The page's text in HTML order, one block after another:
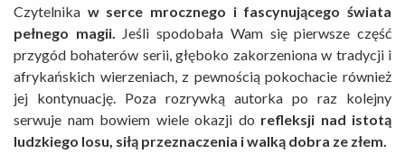
Czytelnika w serce mrocznego i fascynującego świata
pełnego magii.
Jeśli spodobała Wam się pierwsze część
przygód bohaterów serii, głęboko zakorzeniona w tradycji i
afrykańskich wierzeniach, z pewnością pokochacie również
jej kontynuację. Poza rozrywką autorka po raz kolejny
serwuje nam bowiem wiele okazji do refleksji nad istotą
ludzkiego losu, siłą przeznaczenia i walką dobra ze złem.